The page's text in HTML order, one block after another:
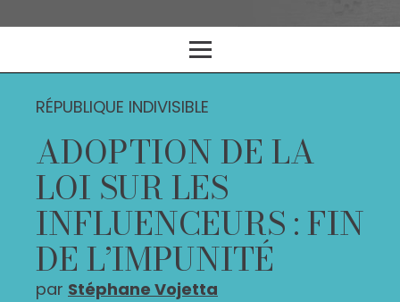
RÉPUBLIQUE INDIVISIBLE
ADOPTION DE LA
LOI SUR LES
INFLUENCEURS : FIN
DE L’IMPUNITÉ
par Stéphane Vojetta